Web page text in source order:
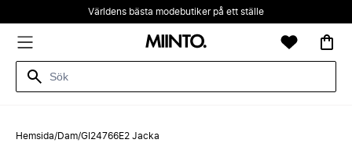
Världens bästa modebutiker på ett ställe
Hemsida/Dam/GI24766E2 Jacka